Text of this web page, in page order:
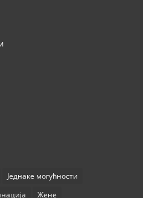
Једнаке могућности
Жене